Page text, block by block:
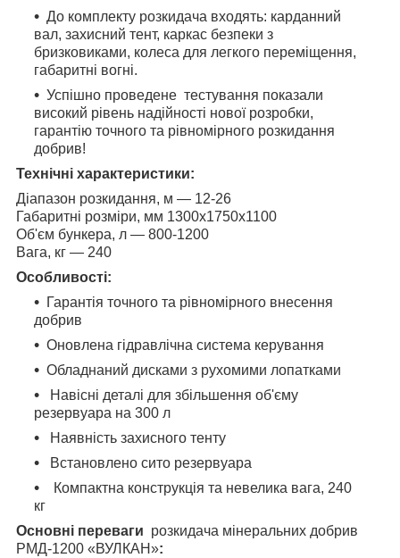
До комплекту розкидача входять: карданний
вал, захисний тент, каркас безпеки з
бризковиками, колеса для легкого переміщення,
габаритні вогні.
Успішно проведене тестування показали
високий рівень надійності нової розробки,
гарантію точного та рівномірного розкидання
добрив!
Технічні характеристики:
Діапазон розкидання, м — 12-26
Габаритні розміри, мм 1300х1750х1100
Об'єм бункера, л — 800-1200
Вага, кг — 240
Особливості:
Гарантія точного та рівномірного внесення
добрив
Оновлена гідравлічна система керування
Обладнаний дисками з рухомими лопатками
Навісні деталі для збільшення об'єму
резервуара на 300 л
Наявність захисного тенту
Встановлено сито резервуара
Компактна конструкція та невелика вага, 240
кг
Основні переваги розкидача мінеральних добрив
РМД-1200 «ВУЛКАН»: